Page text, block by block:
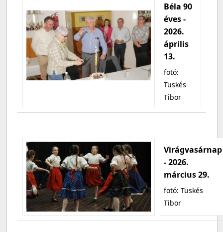
Béla 90
éves -
2026.
április
13.
fotó:
Tüskés
Tibor
Virágvasárnap
- 2026.
március 29.
fotó: Tüskés
Tibor